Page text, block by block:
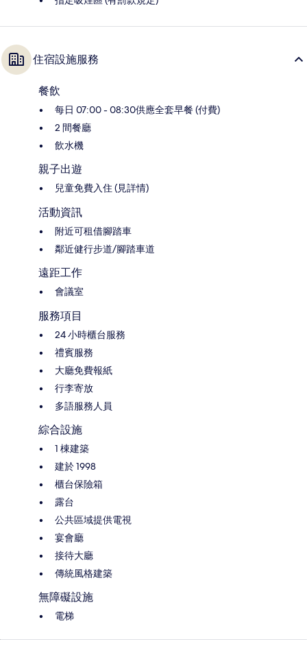
住宿設施服務
餐飲
每日 07:00 - 08:30供應全套早餐 (付費)
2 間餐廳
飲水機
親子出遊
兒童免費入住 (見詳情)
活動資訊
附近可租借腳踏車
鄰近健行步道/腳踏車道
遠距工作
會議室
服務項目
24 小時櫃台服務
禮賓服務
大廳免費報紙
行李寄放
多語服務人員
綜合設施
1 棟建築
建於 1998
櫃台保險箱
露台
公共區域提供電視
宴會廳
接待大廳
傳統風格建築
無障礙設施
電梯